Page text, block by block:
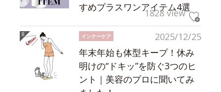
すめプラスワンアイテム4選
1828 view
2025/12/25
インナーケア
年末年始も体型キープ！休み
明けの“ドキッ”を防ぐ3つのヒ
ント｜美容のプロに聞いてみ